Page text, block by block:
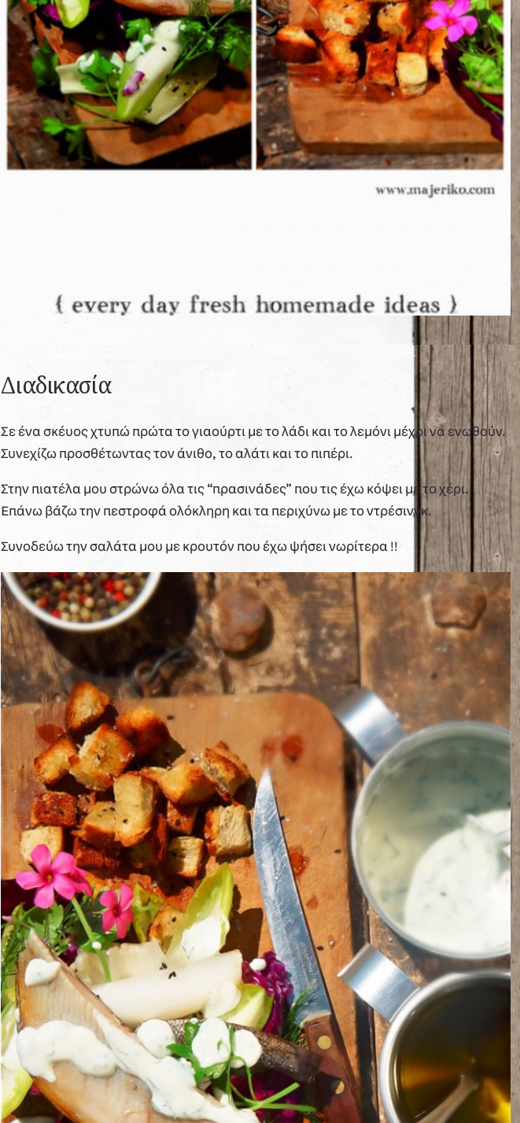
Διαδικασία
Σε ένα σκέυος χτυπώ πρώτα το γιαούρτι με το λάδι και το λεμόνι μέχρι να ενωθούν.
Συνεχίζω προσθέτωντας τον άνιθο, το αλάτι και το πιπέρι.
Στην πιατέλα μου στρώνω όλα τις “πρασινάδες” που τις έχω κόψει με το χέρι.
Επάνω βάζω την πεστροφά ολόκληρη και τα περιχύνω με το ντρέσινγκ.
Συνοδεύω την σαλάτα μου με κρουτόν που έχω ψήσει νωρίτερα !!